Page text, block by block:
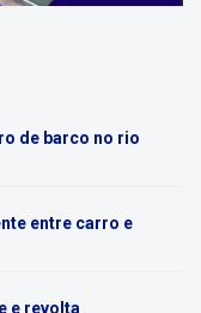
de barco no rio
entre carro e
e revolta